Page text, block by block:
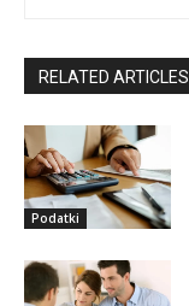
RELATED ARTICLES
Podatki